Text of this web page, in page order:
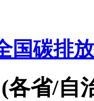
国碳排
各省/自